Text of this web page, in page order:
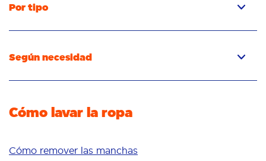
Por tipo
Detergente en polvo
Quitamanchas
Cuidado de telas
Según necesidad
Frescura/aroma
Colores brillantes
Cómo lavar la ropa
Cómo remover las manchas